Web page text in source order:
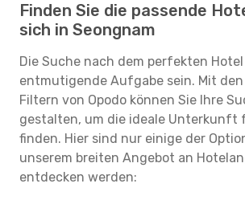
Finden Sie die passende
sich in Seongnam
Die Suche nach dem perfekten
entmutigende Aufgabe sein. Mit
Filtern von Opodo können Sie Ihre
gestalten, um die ideale Unterkunft
finden. Hier sind nur einige der
unserem breiten Angebot an
entdecken werden: